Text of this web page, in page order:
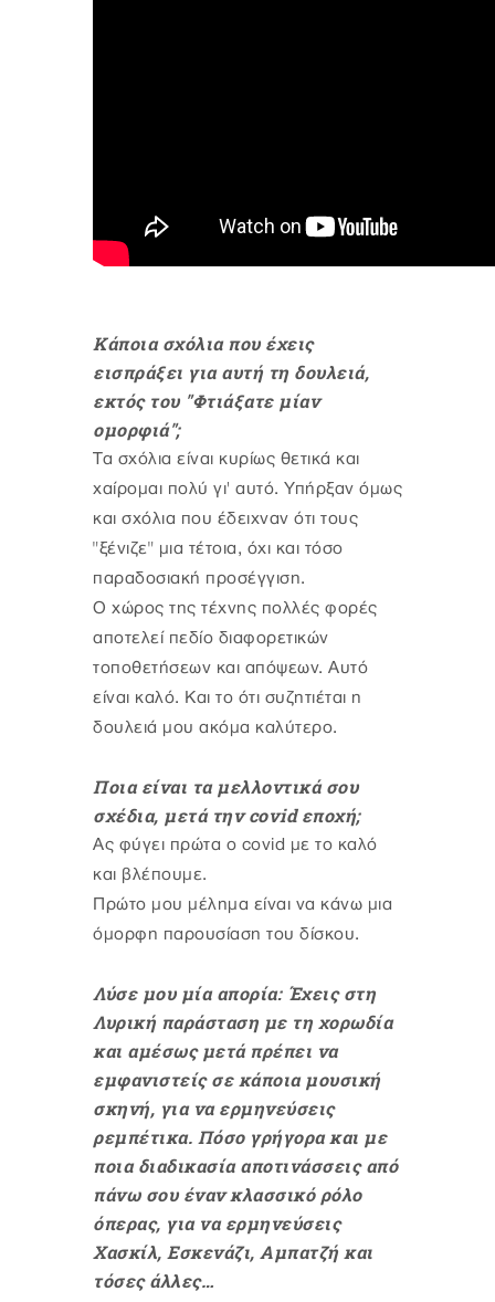
Κάποια σχόλια που έχεις
εισπράξει για αυτή τη δουλειά,
εκτός του "Φτιάξατε μίαν
ομορφιά";
Τα σχόλια είναι κυρίως θετικά και
χαίρομαι πολύ γι' αυτό. Υπήρξαν όμως
και σχόλια που έδειχναν ότι τους
"ξένιζε" μια τέτοια, όχι και τόσο
παραδοσιακή προσέγγιση.
Ο χώρος της τέχνης πολλές φορές
αποτελεί πεδίο διαφορετικών
τοποθετήσεων και απόψεων. Αυτό
είναι καλό. Και το ότι συζητιέται η
δουλειά μου ακόμα καλύτερο.
Ποια είναι τα μελλοντικά σου
σχέδια, μετά την covid εποχή;
Ας φύγει πρώτα ο covid με το καλό
και βλέπουμε.
Πρώτο μου μέλημα είναι να κάνω μια
όμορφη παρουσίαση του δίσκου.
Λύσε μου μία απορία: Έχεις στη
Λυρική παράσταση με τη χορωδία
και αμέσως μετά πρέπει να
εμφανιστείς σε κάποια μουσική
σκηνή, για να ερμηνεύσεις
ρεμπέτικα. Πόσο γρήγορα και με
ποια διαδικασία αποτινάσσεις από
πάνω σου έναν κλασσικό ρόλο
όπερας, για να ερμηνεύσεις
Χασκίλ, Εσκενάζι, Αμπατζή και
τόσες άλλες…